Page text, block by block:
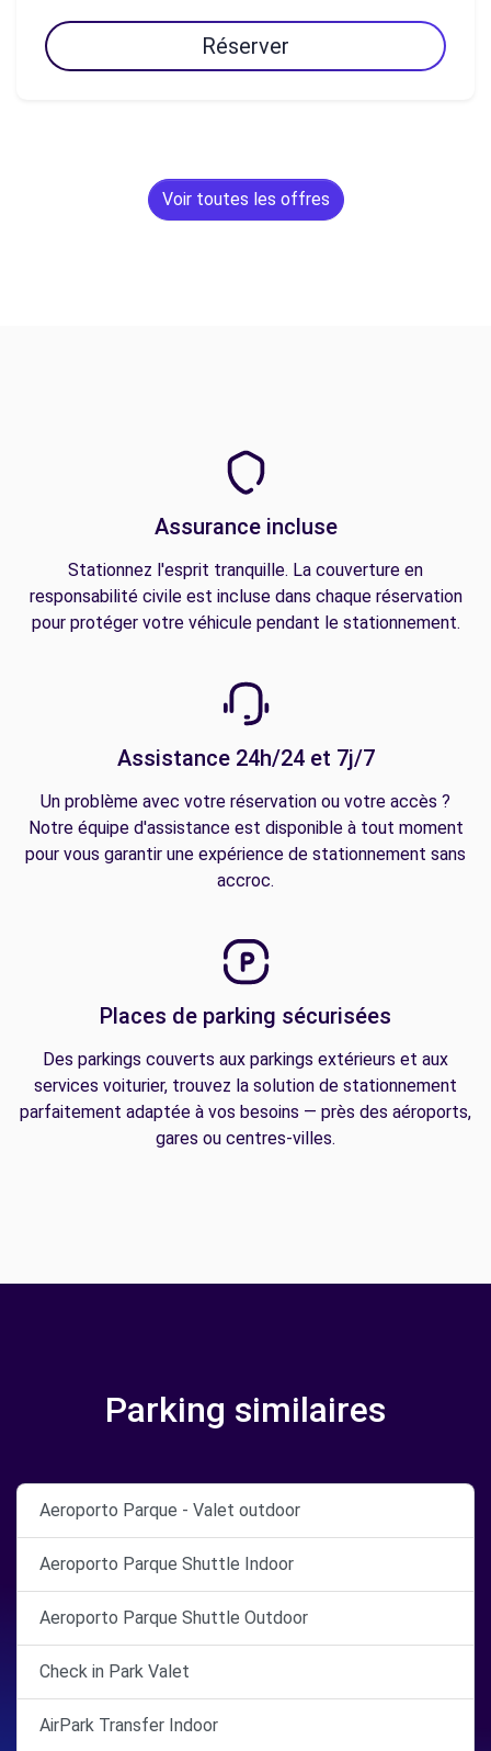
Réserver
Voir toutes les offres
Assurance incluse
Stationnez l'esprit tranquille. La couverture en
responsabilité civile est incluse dans chaque réservation
pour protéger votre véhicule pendant le stationnement.
Assistance 24h/24 et 7j/7
Un problème avec votre réservation ou votre accès ?
Notre équipe d'assistance est disponible à tout moment
pour vous garantir une expérience de stationnement sans
accroc.
Places de parking sécurisées
Des parkings couverts aux parkings extérieurs et aux
services voiturier, trouvez la solution de stationnement
parfaitement adaptée à vos besoins — près des aéroports,
gares ou centres-villes.
Parking similaires
Aeroporto Parque - Valet outdoor
Aeroporto Parque Shuttle Indoor
Aeroporto Parque Shuttle Outdoor
Check in Park Valet
AirPark Transfer Indoor